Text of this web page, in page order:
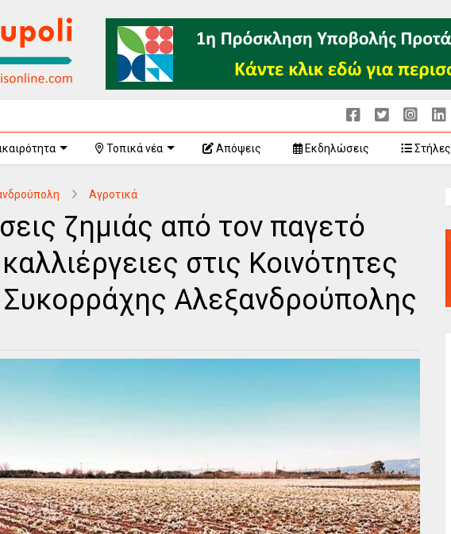
Τοπικά νέα Απόψεις Εκδηλώσεις Στήλες
Αγροτικά
ζημιάς από τον παγετό
στις Κοινότητες
Αλεξανδρούπολης